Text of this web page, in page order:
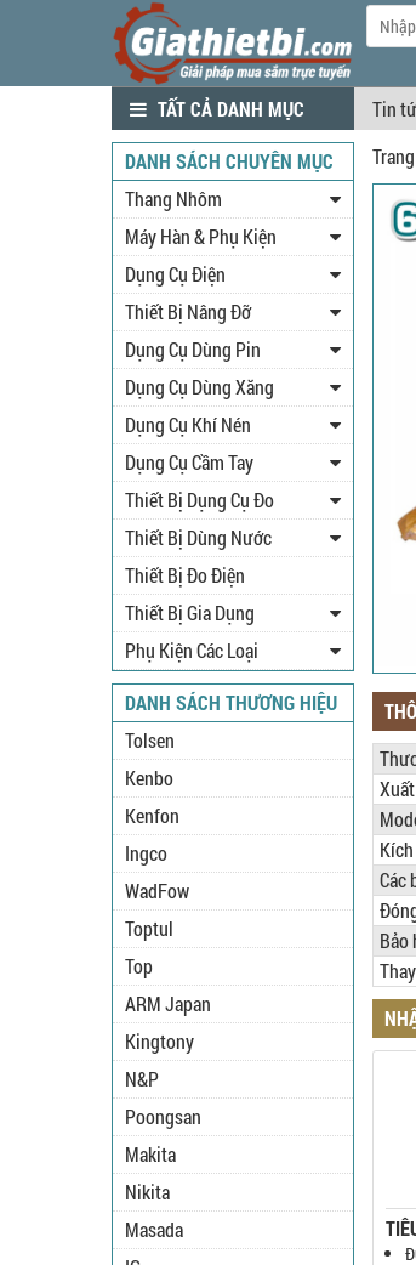
TẤT CẢ DANH MỤC Tin
Các
Bảo
DANH SÁCH CHUYÊN MỤC
Thang Nhôm
Máy Hàn & Phụ Kiện
Dụng Cụ Điện
Thiết Bị Nâng Đỡ
Dụng Cụ Dùng Pin
Dụng Cụ Dùng Xăng
Dụng Cụ Khí Nén
Dụng Cụ Cầm Tay
Thiết Bị Dụng Cụ Đo
Thiết Bị Dùng Nước
Thiết Bị Đo Điện
Thiết Bị Gia Dụng
Phụ Kiện Các Loại
DANH SÁCH THƯƠNG HIỆU
Tolsen
Kenbo
Kenfon
Ingco
WadFow
Toptul
Top
ARM Japan
Kingtony
N&P
Poongsan
Makita
Nikita
Masada